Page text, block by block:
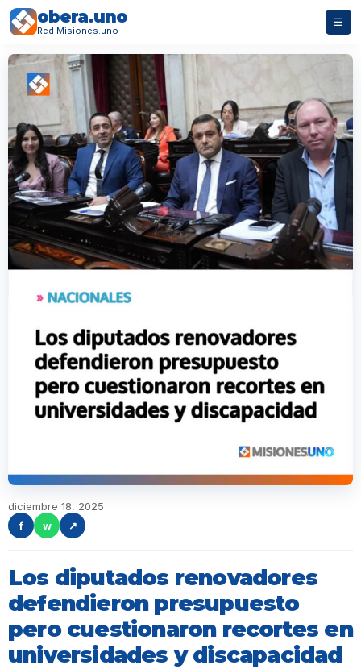
obera.uno
Red Misiones.uno
☰
diciembre 18, 2025
f
w ↗
Los diputados renovadores
defendieron presupuesto
pero cuestionaron recortes en
universidades y discapacidad